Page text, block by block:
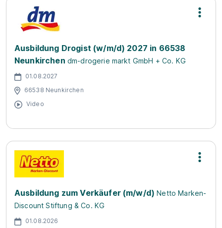
Ausbildung Drogist (w/m/d) 2027 in 66538
Neunkirchen dm-drogerie markt GmbH + Co. KG
01.08.2027
66538 Neunkirchen
Video
Ausbildung zum Verkäufer (m/w/d) Netto Marken-
Discount Stiftung & Co. KG
01.08.2026